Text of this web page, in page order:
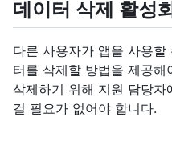
데이터 삭제 활성
다른 사용자가 앱을 사용
터를 삭제할 방법을 제공
삭제하기 위해 지원 담당
걸 필요가 없어야 합니다.